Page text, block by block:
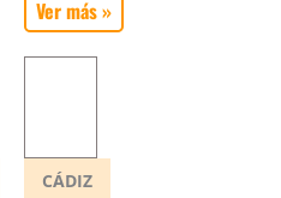
Ver más »
CÁDIZ